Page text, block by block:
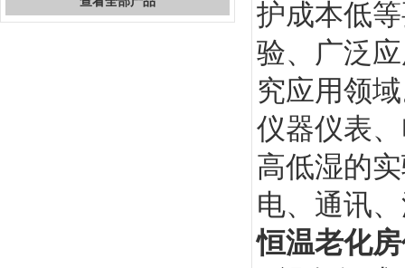
护成本低
验、广泛
究应用领
仪器仪表
高低湿的
电、通讯
恒温老化